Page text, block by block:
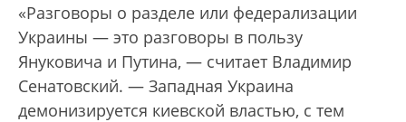
«Разговоры о разделе или федерализации
Украины — это разговоры в пользу
Януковича и Путина, — считает Владимир
Сенатовский. — Западная Украина
демонизируется киевской властью, с тем